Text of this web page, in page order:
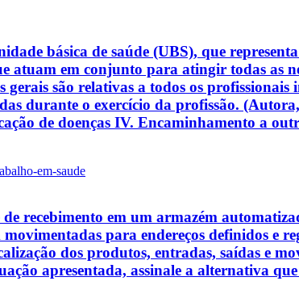
básica de saúde (UBS), que
em conjunto para atingir todas as
gerais são relativas a todos os
durante o exercício da profissão.
de doenças IV. Encaminhamento a
em-saude
recebimento em um armazém
para endereços definidos e
dos produtos, entradas, saídas e
apresentada, assinale a alternativa